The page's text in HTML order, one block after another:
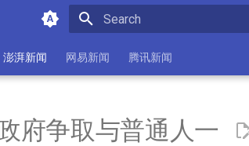
澎湃新闻 网易新闻 腾讯新闻
府争取与普通人一